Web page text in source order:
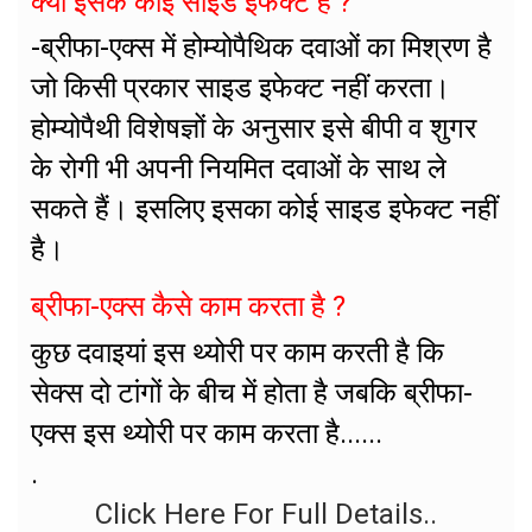
-ब्रीफा-एक्स में होम्योपैथिक दवाओं का मिश्रण है
जो किसी प्रकार साइड इफेक्ट नहीं करता।
होम्योपैथी विशेषज्ञों के अनुसार इसे बीपी व शुगर
के रोगी भी अपनी नियमित दवाओं के साथ ले
सकते हैं। इसलिए इसका कोई साइड इफेक्ट नहीं
है।
ब्रीफा-एक्स कैसे काम करता है ?
कुछ दवाइयां इस थ्योरी पर काम करती है कि
सेक्स दो टांगों के बीच में होता है जबकि ब्रीफा-
एक्स इस थ्योरी पर काम करता है......
.
Click Here For Full Details..